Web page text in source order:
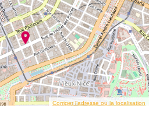
Corriger l’adresse ou la localisation